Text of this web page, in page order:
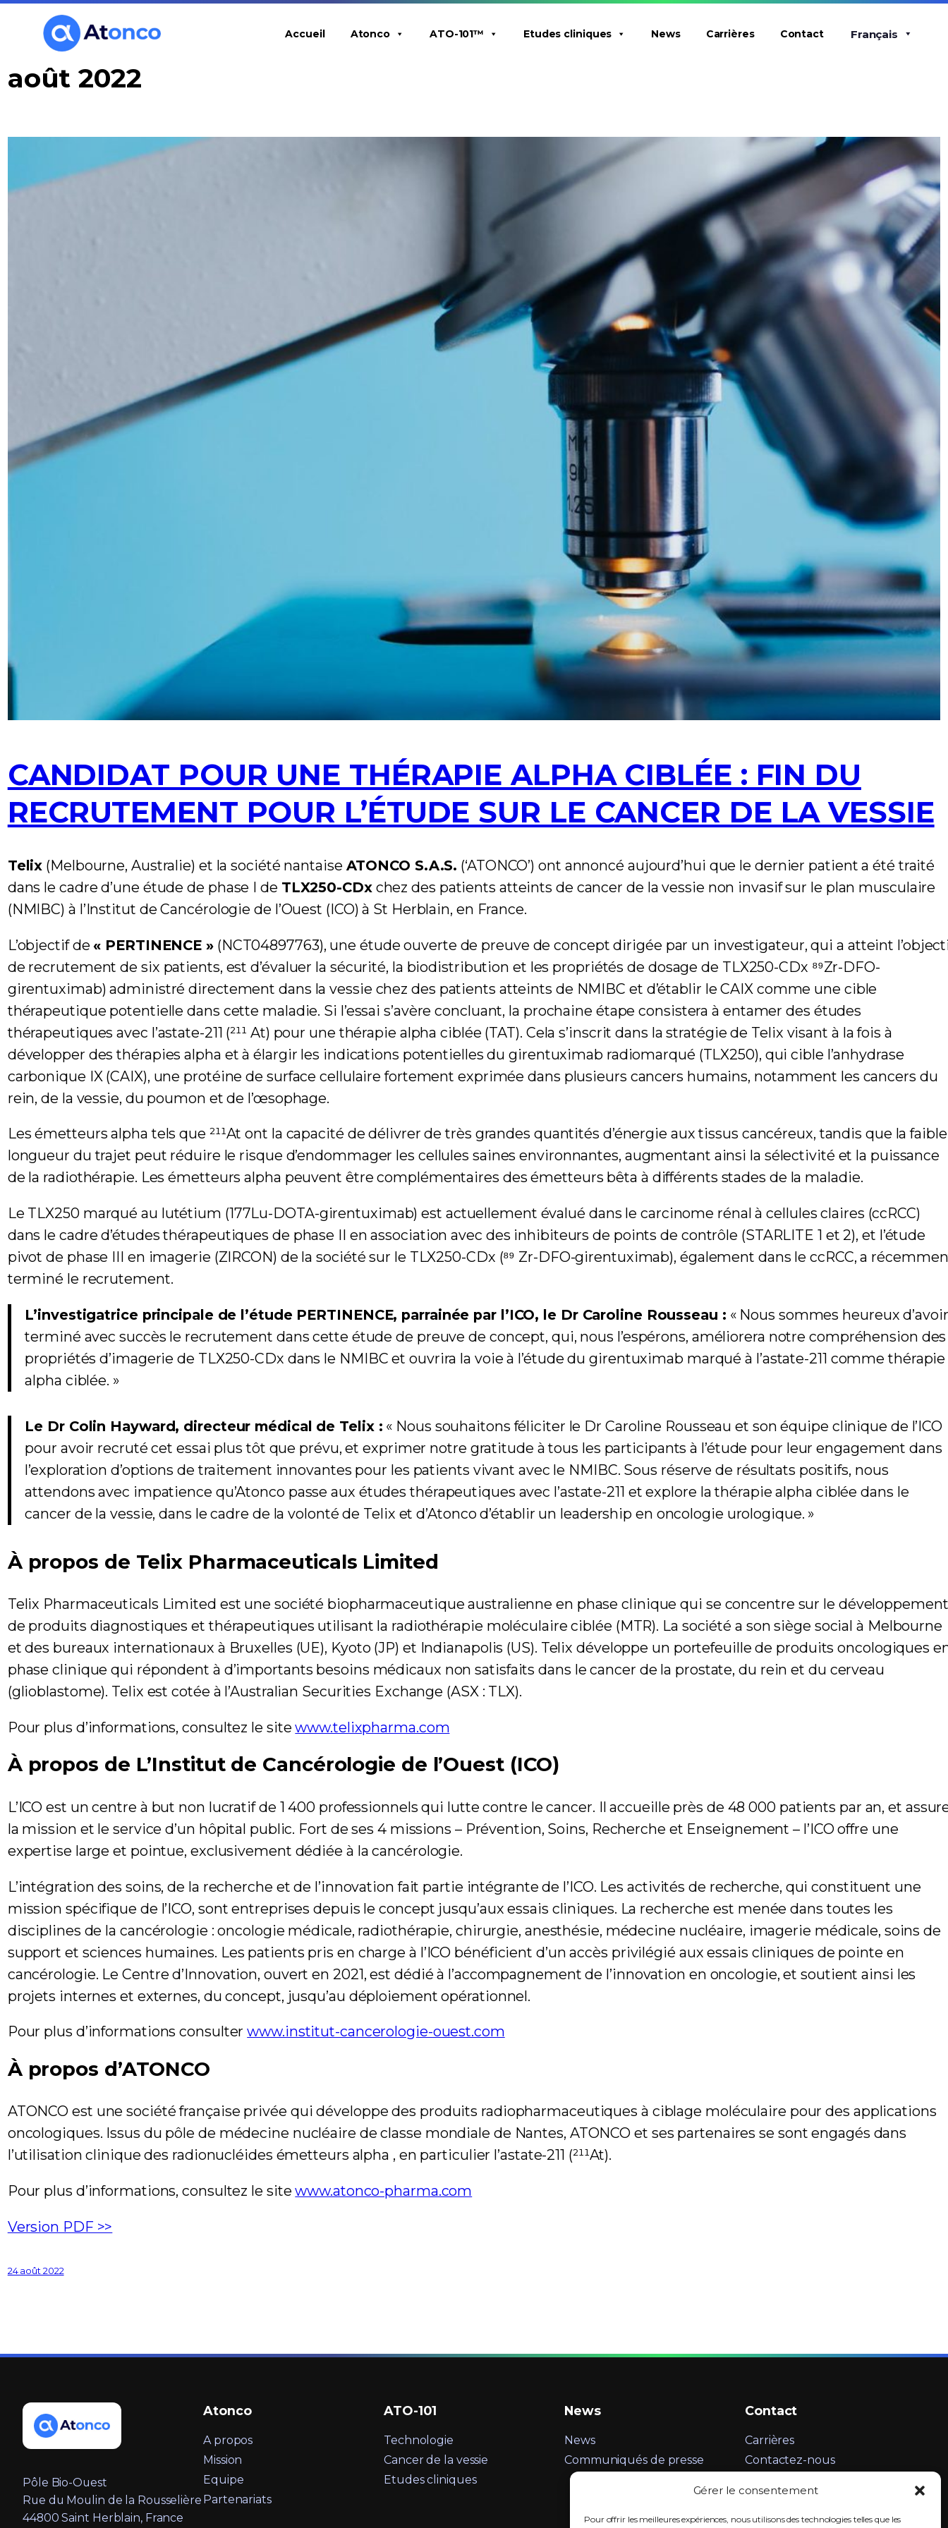
Gérer le consentement
Pour offrir les meilleures expériences, nous utilisons des technologies telles que les
Aller
contenu
Accueil Atonco ATO-101™ Etudes cliniques News Carrières Contact Français
août 2022
CANDIDAT POUR UNE THÉRAPIE ALPHA CIBLÉE : FIN DU
RECRUTEMENT POUR L’ÉTUDE SUR LE CANCER DE LA VESSIE
Telix (Melbourne, Australie) et la société nantaise ATONCO S.A.S. (‘ATONCO’) ont annoncé aujourd’hui que le dernier patient a été traité
dans le cadre d’une étude de phase I de TLX250-CDxchez des patients atteints de cancer de la vessie non invasif sur le plan musculaire
(NMIBC) à l’Institut de Cancérologie de l’Ouest (ICO) à St Herblain, en France.
L’objectif de « PERTINENCE »(NCT04897763), une étude ouverte de preuve de concept dirigée par un investigateur, qui a atteint
de recrutement de six patients, est d’évaluer la sécurité, la biodistribution et les propriétés de dosage de TLX250-CDx ⁸⁹Zr-DFO-
girentuximab) administré directement dans la vessie chez des patients atteints de NMIBC et d’établir le CAIX comme une cible
thérapeutique potentielle dans cette maladie. Si l’essai s’avère concluant, la prochaine étape consistera à entamer des études
thérapeutiques avec l’astate-211 (²¹¹ At) pour une thérapie alpha ciblée (TAT). Cela s’inscrit dans la stratégie de Telix visant à la fois à
développer des thérapies alpha et à élargir les indications potentielles du girentuximab radiomarqué (TLX250), qui cible l’anhydrase
carbonique IX (CAIX), une protéine de surface cellulaire fortement exprimée dans plusieurs cancers humains, notamment les cancers du
rein, de la vessie, du poumon et de l’œsophage.
Les émetteurs alpha tels que ²¹¹At ont la capacité de délivrer de très grandes quantités d’énergie aux tissus cancéreux, tandis que la faible
longueur du trajet peut réduire le risque d’endommager les cellules saines environnantes, augmentant ainsi la sélectivité et la puissance
de la radiothérapie. Les émetteurs alpha peuvent être complémentaires des émetteurs bêta à différents stades de la maladie.
Le TLX250 marqué au lutétium (177Lu-DOTA-girentuximab) est actuellement évalué dans le carcinome rénal à cellules claires (ccRCC)
dans le cadre d’études thérapeutiques de phase II en association avec des inhibiteurs de points de contrôle (STARLITE 1 et 2), et l’étude
pivot de phase III en imagerie (ZIRCON) de la société sur le TLX250-CDx (⁸⁹ Zr-DFO-girentuximab), également dans le ccRCC, a
terminé le recrutement.
L’investigatrice principale de l’étude PERTINENCE, parrainée par l’ICO, le Dr Caroline Rousseau : « Nous sommes heureux d’avoir
terminé avec succès le recrutement dans cette étude de preuve de concept, qui, nous l’espérons, améliorera notre compréhension des
propriétés d’imagerie de TLX250-CDx dans le NMIBC et ouvrira la voie à l’étude du girentuximab marqué à l’astate-211 comme thérapie
alpha ciblée. »
Le Dr Colin Hayward, directeur médical de Telix : « Nous souhaitons féliciter le Dr Caroline Rousseau et son équipe clinique de l’ICO
pour avoir recruté cet essai plus tôt que prévu, et exprimer notre gratitude à tous les participants à l’étude pour leur engagement dans
l’exploration d’options de traitement innovantes pour les patients vivant avec le NMIBC. Sous réserve de résultats positifs, nous
attendons avec impatience qu’Atonco passe aux études thérapeutiques avec l’astate-211 et explore la thérapie alpha ciblée dans le
cancer de la vessie, dans le cadre de la volonté de Telix et d’Atonco d’établir un leadership en oncologie urologique. »
À propos de Telix Pharmaceuticals Limited
Telix Pharmaceuticals Limited est une société biopharmaceutique australienne en phase clinique qui se concentre sur le développement
de produits diagnostiques et thérapeutiques utilisant la radiothérapie moléculaire ciblée (MTR). La société a son siège social à Melbourne
et des bureaux internationaux à Bruxelles (UE), Kyoto (JP) et Indianapolis (US). Telix développe un portefeuille de produits oncologiques
phase clinique qui répondent à d’importants besoins médicaux non satisfaits dans le cancer de la prostate, du rein et du cerveau
(glioblastome). Telix est cotée à l’Australian Securities Exchange (ASX : TLX).
Pour plus d’informations, consultez le sitewww.telixpharma.com
À propos de L’Institut de Cancérologie de l’Ouest (ICO)
L’ICO est un centre à but non lucratif de 1 400 professionnels qui lutte contre le cancer. Il accueille près de 48 000 patients par an, et
la mission et le service d’un hôpital public. Fort de ses 4 missions – Prévention, Soins, Recherche et Enseignement – l’ICO offre une
expertise large et pointue, exclusivement dédiée à la cancérologie.
L’intégration des soins, de la recherche et de l’innovation fait partie intégrante de l’ICO. Les activités de recherche, qui constituent une
mission spécifique de l’ICO, sont entreprises depuis le concept jusqu’aux essais cliniques. La recherche est menée dans toutes les
disciplines de la cancérologie : oncologie médicale, radiothérapie, chirurgie, anesthésie, médecine nucléaire, imagerie médicale, soins de
support et sciences humaines. Les patients pris en charge à l’ICO bénéficient d’un accès privilégié aux essais cliniques de pointe en
cancérologie. Le Centre d’Innovation, ouvert en 2021, est dédié à l’accompagnement de l’innovation en oncologie, et soutient ainsi les
projets internes et externes, du concept, jusqu’au déploiement opérationnel.
Pour plus d’informations consulterwww.institut-cancerologie-ouest.com
À propos d’ATONCO
ATONCO est une société française privée qui développe des produits radiopharmaceutiques à ciblage moléculaire pour des applications
oncologiques. Issus du pôle de médecine nucléaire de classe mondiale de Nantes, ATONCO et ses partenaires se sont engagés dans
l’utilisation clinique des radionucléides émetteurs alpha , en particulier l’astate-211 (²¹¹At).
Pour plus d’informations, consultez le sitewww.atonco-pharma.com
Version PDF >>
24 août 2022
Pôle Bio-Ouest
Rue du Moulin de la Rousselière
44800 Saint Herblain, France
Atonco
A propos
Mission
Equipe
Partenariats
ATO-101
Technologie
Cancer de la vessie
Etudes cliniques
News
News
Communiqués de presse
Contact
Carrières
Contactez-nous
LinkedIn